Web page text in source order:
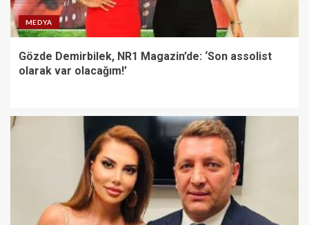
MEDYA
Gözde Demirbilek, NR1 Magazin’de: ‘Son assolist
olarak var olacağım!’